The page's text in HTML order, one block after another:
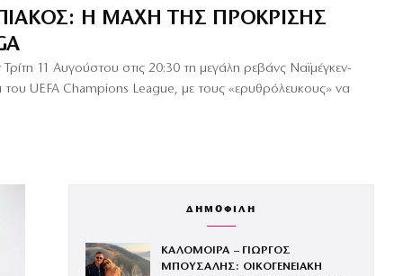
Η ΜΆΧΗ ΤΗΣ ΠΡΌΚΡΙΣΗΣ
11 Αυγούστου στις 20:30 τη μεγάλη ρεβάνς Ναϊμέγκεν-
του UEFA Champions League, με τους «ερυθρόλευκους» να
ΔΗΜΟΦΙΛΗ
ΚΑΛΟΜΟΙΡΑ – ΓΙΩΡΓΟΣ
ΜΠΟΥΣΑΛΗΣ: ΟΙΚΟΓΕΝΕΙΑΚΗ